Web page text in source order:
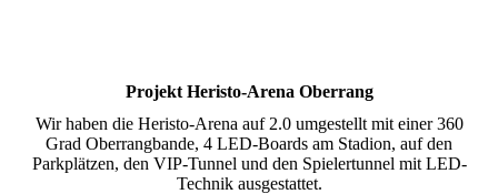
Projekt Heristo-Arena Oberrang
Wir haben die Heristo-Arena auf 2.0 umgestellt mit einer 360
Grad Oberrangbande, 4 LED-Boards am Stadion, auf den
Parkplätzen, den VIP-Tunnel und den Spielertunnel mit LED-
Technik ausgestattet.